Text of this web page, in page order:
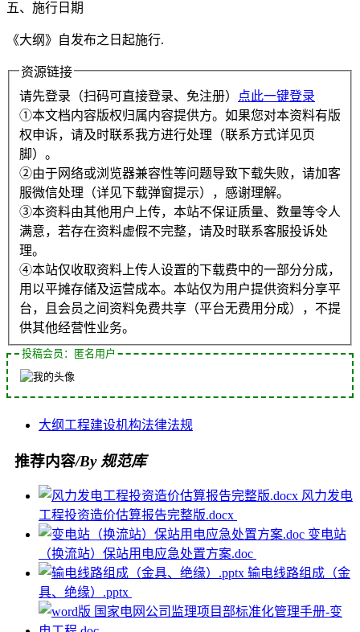
五、施行日期
《大纲》自发布之日起施行.
资源链接
请先登录（扫码可直接登录、免注册）
点此一键登录
①本文档内容版权归属内容提供方。如果您对本资料有版
权申诉，请及时联系我方进行处理（联系方式详见页
脚）。
②由于网络或浏览器兼容性等问题导致下载失败，请加客
服微信处理（详见下载弹窗提示），感谢理解。
③本资料由其他用户上传，本站不保证质量、数量等令人
满意，若存在资料虚假不完整，请及时联系客服投诉处
理。
④本站仅收取资料上传人设置的下载费中的一部分分成，
用以平摊存储及运营成本。本站仅为用户提供资料分享平
台，且会员之间资料免费共享（平台无费用分成），不提
供其他经营性业务。
投稿会员：匿名用户
大纲 工程建设机构法律法规
推荐内容/By 规范库
风力发电
工程投资造价估算报告完整版.docx
变电站
（换流站）保站用电应急处置方案.doc
输电线路组成（金
具、绝缘）.pptx